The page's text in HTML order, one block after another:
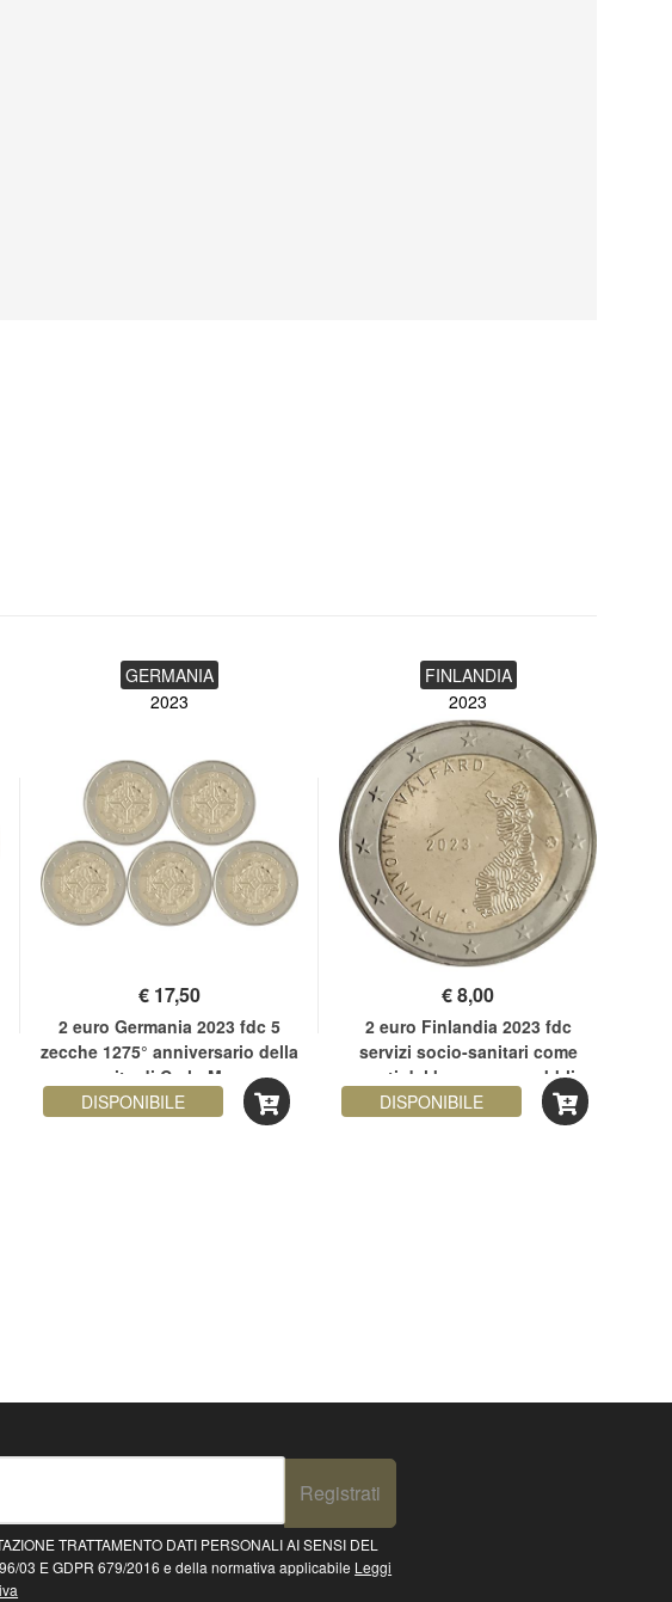
GERMANIA
2023
€ 17,50
2 euro Germania 2023 fdc 5
zecche 1275° anniversario della
nascita di Carlo Magno
DISPONIBILE
FINLANDIA
2023
€8,00
2 euro Finlandia 2023 fdc
servizi socio-sanitari come
garanti del benessere pubblico
DISPONIBILE
Registrati
TRATTAMENTO DATI PERSONALI AI SENSI DEL
03 E GDPR 679/2016 e della normativa applicabile Leggi